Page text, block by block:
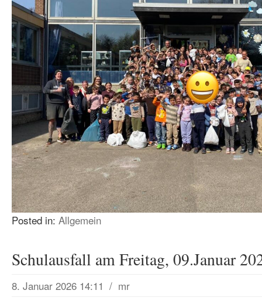
Posted in: Allgemein
Schulausfall am Freitag, 09.Januar
8. Januar 2026 14:11 / mr